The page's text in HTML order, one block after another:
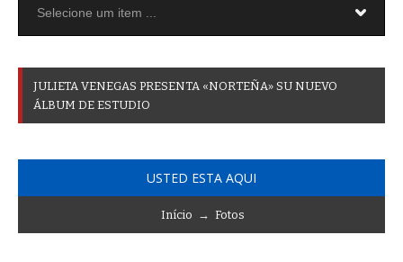
JULIETA VENEGAS PRESENTA «NORTEÑA» SU NUEVO
ÁLBUM DE ESTUDIO
USTED ESTA AQUI
Início → Fotos